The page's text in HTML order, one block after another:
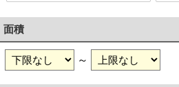
面積
～